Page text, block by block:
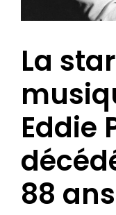
La
Eddie
88